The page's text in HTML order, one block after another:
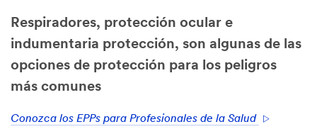
Respiradores, protección ocular e
indumentaria protección, son algunas de las
opciones de protección para los peligros
más comunes
Conozca los EPPs para Profesionales de la Salud